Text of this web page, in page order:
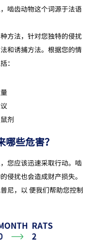
啮齿动物这个词源于法语
方法，针对您独特的侵扰
和诱捕方法。根据您的情
：
剂
些危害？
您应该迅速采取行动。啮
侵扰也会造成财产损失。
尼，以 便我们帮助您控制